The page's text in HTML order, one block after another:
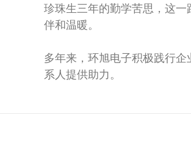
珍珠生三年的勤学苦思，这
伴和温暖。
多年来，环旭电子积极践行
系人提供助力。